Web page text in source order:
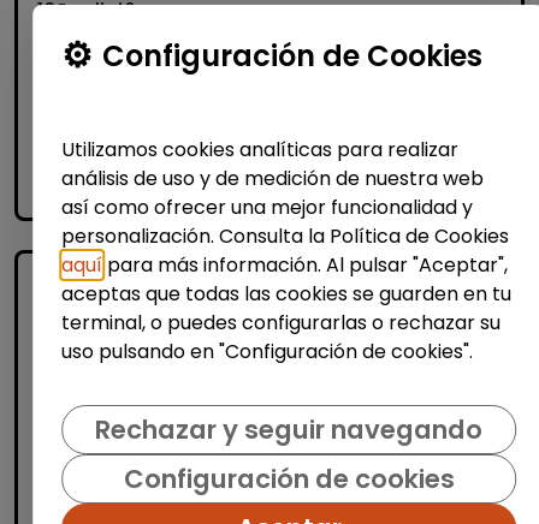
10ª edici&...
% de respuesta: 93,75%
Me interesa
accessibility_new Personas con discapacidad
Logística, Almacén y Compras
Producción, Industria y Calidad
Configuración de Cookies
Utilizamos cookies analíticas para realizar
análisis de uso y de medición de nuestra web
así como ofrecer una mejor funcionalidad y
personalización. Consulta la Política de Cookies
aquí para más información. Al pulsar "Aceptar",
aceptas que todas las cookies se guarden en tu
terminal, o puedes configurarlas o rechazar su
uso pulsando en "Configuración de cookies".
Rechazar y seguir navegando
Configuración de cookies